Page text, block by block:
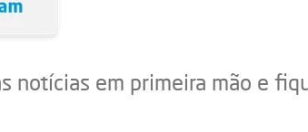
notícias em primeira mão e